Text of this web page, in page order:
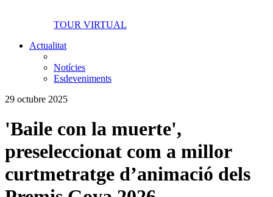
TOUR VIRTUAL
Actualitat
Notícies
Esdeveniments
29 octubre 2025
'Baile con la muerte',
preseleccionat com a millor
curtmetratge d’animació dels